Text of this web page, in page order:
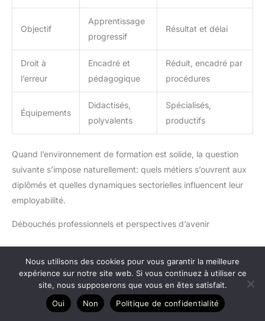
Objectif
Apprentissage
progressif
Résultat et délai
Droit à
l’erreur
Encadré et
pédagogique
Réduit, encadré par
procédures
Équipements
Didactisés,
polyvalents
Spécialisés,
productifs
Quand l’environnement de formation est solide, la question
suivante s’impose naturellement: quels métiers s’ouvrent aux
diplômés et quelles dynamiques sectorielles influencent leur
employabilité.
Débouchés professionnels et perspectives d’avenir
Le bac pro optique photonique prépare à des postes de
technicien dans des secteurs variés. Les activités tournent
autour de la fabrication, de l’assemblage, du contrôle qualité
Nous utilisons des cookies pour vous garantir la meilleure
expérience sur notre site web. Si vous continuez à utiliser ce
site, nous supposerons que vous en êtes satisfait.
Oui
Non Politique de confidentialité